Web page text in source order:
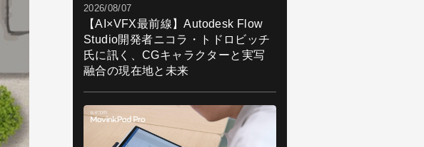
2026/08/07
【AI×VFX最前線】Autodesk Flow
Studio開発者ニコラ・トドロビッチ
氏に訊く、CGキャラクターと実写
融合の現在地と未来